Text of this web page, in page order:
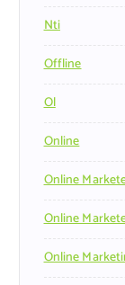
Nti
Offline
Ol
Online
Online
Online
Online